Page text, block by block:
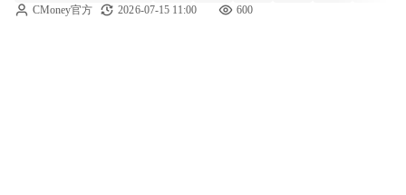
天表現相當強勢，單日大漲2.97%，收在10.41
CMoney官方 2026-07-15 11:00 600